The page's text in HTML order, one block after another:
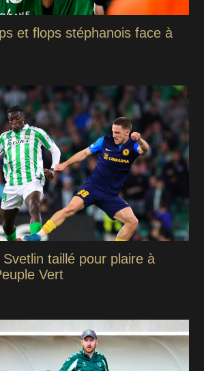
et flops stéphanois face à
taillé pour plaire à
Vert